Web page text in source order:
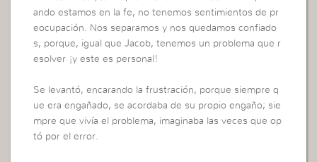
ando estamos en la fe, no tenemos sentimientos de pr
eocupación. Nos separamos y nos quedamos confiado
s, porque, igual que Jacob, tenemos un problema que r
esolver ¡y este es personal!
Se levantó, encarando la frustración, porque siempre q
ue era engañado, se acordaba de su propio engaño; sie
mpre que vivía el problema, imaginaba las veces que op
tó por el error.